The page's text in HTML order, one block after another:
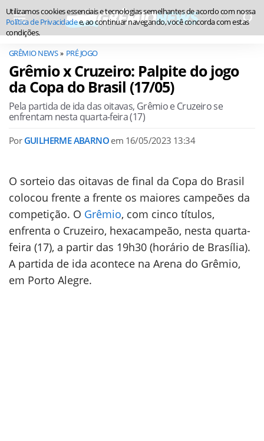
GRÊMIO NEWS PRÉ JOGO
Grêmio x Cruzeiro: Palpite do jogo
da Copa do Brasil (17/05)
Pela partida de ida das oitavas, Grêmio e Cruzeiro se
enfrentam nesta quarta-feira (17)
Por GUILHERME ABARNO em 16/05/2023 13:34
O sorteio das oitavas de final da Copa do Brasil
colocou frente a frente os maiores campeões da
competição. O Grêmio, com cinco títulos,
enfrenta o Cruzeiro, hexacampeão, nesta quarta-
feira (17), a partir das 19h30 (horário de Brasília).
A partida de ida acontece na Arena do Grêmio,
em Porto Alegre.
Utilizamos cookies essenciais e tecnologias semelhantes de acordo com nossa
Política de Privacidadee, ao continuar navegando, você concorda com estas
condições.